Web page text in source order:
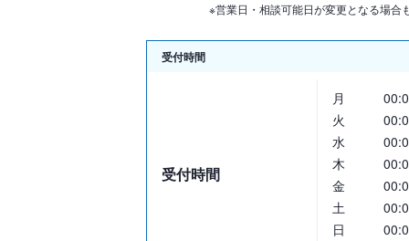
※営業日・相談可能日が変更となる場合
受付時間
受付時間
月
火
水
木
金
土
日